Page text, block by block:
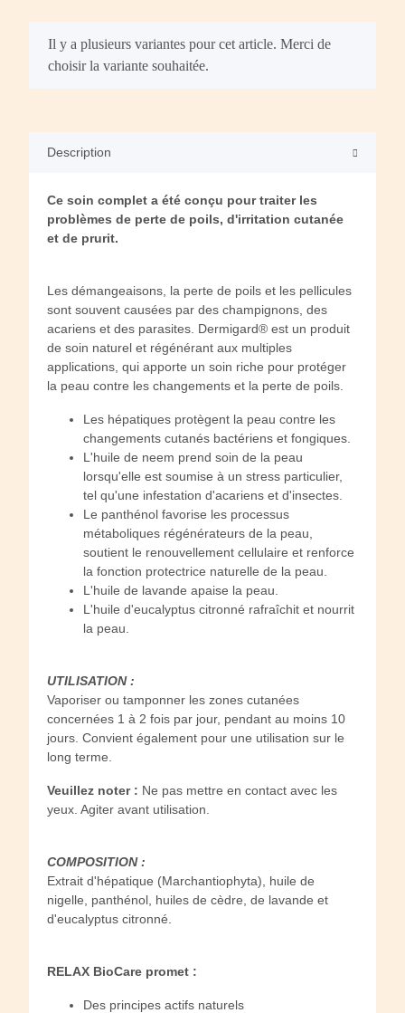
x
Il y a plusieurs variantes pour cet article. Merci de
choisir la variante souhaitée.
Description
Ce soin complet a été conçu pour traiter les
problèmes de perte de poils, d'irritation cutanée
et de prurit.
Les démangeaisons, la perte de poils et les pellicules
sont souvent causées par des champignons, des
acariens et des parasites. Dermigard® est un produit
de soin naturel et régénérant aux multiples
applications, qui apporte un soin riche pour protéger
la peau contre les changements et la perte de poils.
Les hépatiques protègent la peau contre les
changements cutanés bactériens et fongiques.
L'huile de neem prend soin de la peau
lorsqu'elle est soumise à un stress particulier,
tel qu'une infestation d'acariens et d'insectes.
Le panthénol favorise les processus
métaboliques régénérateurs de la peau,
soutient le renouvellement cellulaire et renforce
la fonction protectrice naturelle de la peau.
L'huile de lavande apaise la peau.
L'huile d'eucalyptus citronné rafraîchit et nourrit
la peau.
UTILISATION :
Vaporiser ou tamponner les zones cutanées
concernées 1 à 2 fois par jour, pendant au moins 10
jours. Convient également pour une utilisation sur le
long terme.
Veuillez noter : Ne pas mettre en contact avec les
yeux. Agiter avant utilisation.
COMPOSITION :
Extrait d'hépatique (Marchantiophyta), huile de
nigelle, panthénol, huiles de cèdre, de lavande et
d'eucalyptus citronné.
RELAX BioCare promet :
Des principes actifs naturels